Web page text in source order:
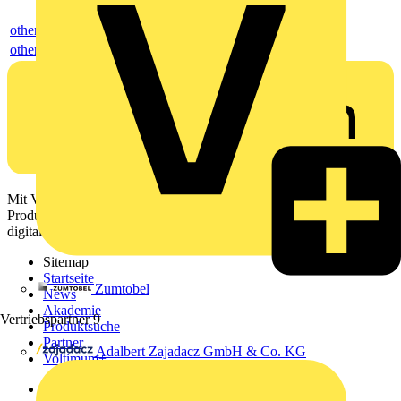
Zumtobel
Vertriebspartner 9
Adalbert Zajadacz GmbH & Co. KG
others
others
Mit Voltimum erhalten Elektrofachkräfte Zugang zu Branchennews,
Produktinformationen, Schulungen und Tools – alles auf einer
digitalen Plattform und Community.
Sitemap
Startseite
News
Akademie
Produktsuche
Partner
Voltimum+